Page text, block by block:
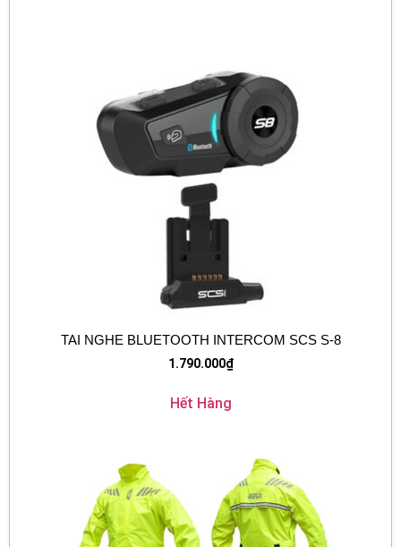
TAI NGHE BLUETOOTH INTERCOM SCS S-8
1.790.000₫
Hết Hàng